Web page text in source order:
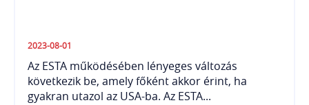
2023-08-01
Az ESTA működésében lényeges változás
következik be, amely főként akkor érint, ha
gyakran utazol az USA-ba. Az ESTA...